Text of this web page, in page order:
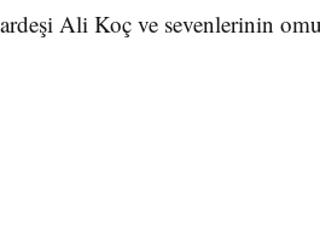
Ali Koç ve sevenlerinin